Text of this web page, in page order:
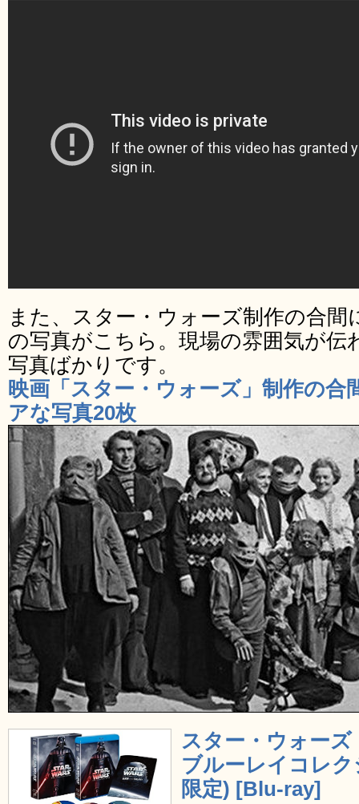
また、スター・ウォーズ制作の合
の写真がこちら。現場の雰囲気が伝
写真ばかりです。
映画「スター・ウォーズ」制作の合
アな写真20枚
スター・ウォー
ブルーレイコレ
限定) [Blu-ray]